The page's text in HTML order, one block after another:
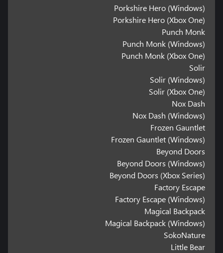
Porkshire Hero (Windows)
Porkshire Hero (Xbox One)
Punch Monk
Punch Monk (Windows)
Punch Monk (Xbox One)
Solir
Solir (Windows)
Solir (Xbox One)
Nox Dash
Nox Dash (Windows)
Frozen Gauntlet
Frozen Gauntlet (Windows)
Beyond Doors
Beyond Doors (Windows)
Beyond Doors (Xbox Series)
Factory Escape
Factory Escape (Windows)
Magical Backpack
Magical Backpack (Windows)
SokoNature
Little Bear